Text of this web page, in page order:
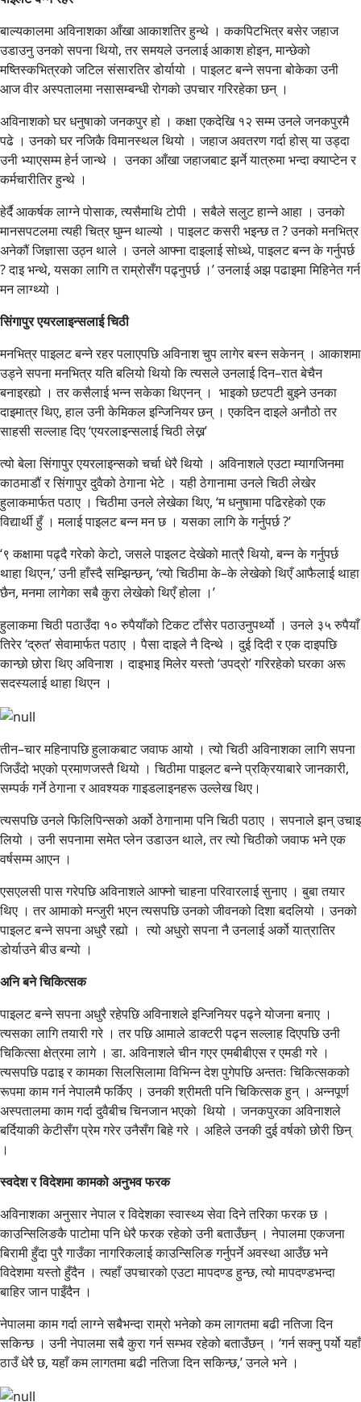
बाल्यकालमा अविनाशका आँखा आकाशतिर हुन्थे । ककपिटभित्र बसेर जहाज
उडाउनु उनको सपना थियो, तर समयले उनलाई आकाश होइन, मान्छेको
मष्तिस्कभित्रको जटिल संसारतिर डोर्यायो । पाइलट बन्ने सपना बोकेका उनी
आज वीर अस्पतालमा नसासम्बन्धी रोगको उपचार गरिरहेका छन् ।
अविनाशको घर धनुषाको जनकपुर हो । कक्षा एकदेखि १२ सम्म उनले जनकपुरमै
पढे । उनको घर नजिकै विमानस्थल थियो । जहाज अवतरण गर्दा होस् या उड्दा
उनी भ्याएसम्म हेर्न जान्थे । उनका आँखा जहाजबाट झर्ने यात्रुमा भन्दा क्याप्टेन र
कर्मचारीतिर हुन्थे ।
हेर्दै आकर्षक लाग्ने पोसाक, त्यसैमाथि टोपी । सबैले सलुट हान्ने आहा । उनको
मानसपटलमा त्यही चित्र घुम्न थाल्यो । पाइलट कसरी भइन्छ त ? उनको मनभित्र
अनेकौं जिज्ञासा उठ्न थाले । उनले आफ्ना दाइलाई सोध्थे, पाइलट बन्न के गर्नुपर्छ
? दाइ भन्थे, यसका लागि त राम्रोसँग पढ्नुपर्छ ।’ उनलाई अझ पढाइमा मिहिनेत गर्न
मन लाग्थ्यो ।
सिंगापुर एयरलाइन्सलाई चिठी
मनभित्र पाइलट बन्ने रहर पलाएपछि अविनाश चुप लागेर बस्न सकेनन् । आकाशमा
उड्ने सपना मनभित्र यति बलियो थियो कि त्यसले उनलाई दिन–रात बेचैन
बनाइरह्यो । तर कसैलाई भन्न सकेका थिएनन् । भाइको छटपटी बुझ्ने उनका
दाइमात्र थिए, हाल उनी केमिकल इन्जिनियर छन् । एकदिन दाइले अनौठो तर
साहसी सल्लाह दिए ‘एयरलाइन्सलाई चिठी लेख्न’
त्यो बेला सिंगापुर एयरलाइन्सको चर्चा धेरै थियो । अविनाशले एउटा म्यागजिनमा
काठमाडौं र सिंगापुर दुवैको ठेगाना भेटे । यही ठेगानामा उनले चिठी लेखेर
हुलाकमार्फत पठाए । चिठीमा उनले लेखेका थिए, ‘म धनुषामा पढिरहेको एक
विद्यार्थी हुँ । मलाई पाइलट बन्न मन छ । यसका लागि के गर्नुपर्छ ?’
‘९ कक्षामा पढ्दै गरेको केटो, जसले पाइलट देखेको मात्रै थियो, बन्न के गर्नुपर्छ
थाहा थिएन,’ उनी हाँस्दै सम्झिन्छन्, ‘त्यो चिठीमा के–के लेखेको थिएँ आफैलाई थाहा
छैन, मनमा लागेका सबै कुरा लेखेको थिएँ होला ।’
हुलाकमा चिठी पठाउँदा १० रुपैयाँको टिकट टाँसेर पठाउनुपर्थ्यो । उनले ३५ रुपैयाँ
तिरेर ‘द्रुत’ सेवामार्फत पठाए । पैसा दाइले नै दिन्थे । दुई दिदी र एक दाइपछि
कान्छो छोरा थिए अविनाश । दाइभाइ मिलेर यस्तो ‘उपद्रो’ गरिरहेको घरका अरू
सदस्यलाई थाहा थिएन ।
तीन–चार महिनापछि हुलाकबाट जवाफ आयो । त्यो चिठी अविनाशका लागि सपना
जिउँदो भएको प्रमाणजस्तै थियो । चिठीमा पाइलट बन्ने प्रक्रियाबारे जानकारी,
सम्पर्क गर्ने ठेगाना र आवश्यक गाइडलाइनहरू उल्लेख थिए।
त्यसपछि उनले फिलिपिन्सको अर्को ठेगानामा पनि चिठी पठाए । सपनाले झन् उचाइ
लियो । उनी सपनामा समेत प्लेन उडाउन थाले, तर त्यो चिठीको जवाफ भने एक
वर्षसम्म आएन ।
एसएलसी पास गरेपछि अविनाशले आफ्नो चाहना परिवारलाई सुनाए । बुबा तयार
थिए । तर आमाको मन्जुरी भएन त्यसपछि उनको जीवनको दिशा बदलियो । उनको
पाइलट बन्ने सपना अधुरै रह्यो । त्यो अधुरो सपना नै उनलाई अर्को यात्रातिर
डोर्याउने बीउ बन्यो ।
अनि बने चिकित्सक
पाइलट बन्ने सपना अधुरै रहेपछि अविनाशले इन्जिनियर पढ्ने योजना बनाए ।
त्यसका लागि तयारी गरे । तर पछि आमाले डाक्टरी पढ्न सल्लाह दिएपछि उनी
चिकित्सा क्षेत्रमा लागे । डा. अविनाशले चीन गएर एमबीबीएस र एमडी गरे ।
त्यसपछि पढाइ र कामका सिलसिलामा विभिन्न देश पुगेपछि अन्ततः चिकित्सकको
रूपमा काम गर्न नेपालमै फर्किए । उनकी श्रीमती पनि चिकित्सक हुन् । अन्नपूर्ण
अस्पतालमा काम गर्दा दुवैबीच चिनजान भएको थियो । जनकपुरका अविनाशले
बर्दियाकी केटीसँग प्रेम गरेर उनैसँग बिहे गरे । अहिले उनकी दुई वर्षको छोरी छिन्
।
स्वदेश र विदेशमा कामको अनुभव फरक
अविनाशका अनुसार नेपाल र विदेशका स्वास्थ्य सेवा दिने तरिका फरक छ ।
काउन्सिलिङकै पाटोमा पनि धेरै फरक रहेको उनी बताउँछन् । नेपालमा एकजना
बिरामी हुँदा पुरै गाउँका नागरिकलाई काउन्सिलिङ गर्नुपर्ने अवस्था आउँछ भने
विदेशमा यस्तो हुँदैन । त्यहाँ उपचारको एउटा मापदण्ड हुन्छ, त्यो मापदण्डभन्दा
बाहिर जान पाइँदैन ।
नेपालमा काम गर्दा लाग्ने सबैभन्दा राम्रो भनेको कम लागतमा बढी नतिजा दिन
सकिन्छ । उनी नेपालमा सबै कुरा गर्न सम्भव रहेको बताउँछन् । ‘गर्न सक्नु पर्यो यहाँ
ठाउँ धेरै छ, यहाँ कम लागतमा बढी नतिजा दिन सकिन्छ,’ उनले भने ।